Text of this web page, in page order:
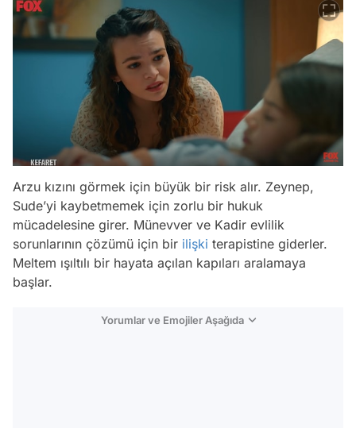
Arzu kızını görmek için büyük bir risk alır. Zeynep,
Sude’yi kaybetmemek için zorlu bir hukuk
mücadelesine girer. Münevver ve Kadir evlilik
sorunlarının çözümü için bir ilişki terapistine giderler.
Meltem ışıltılı bir hayata açılan kapıları aralamaya
başlar.
Yorumlar ve Emojiler Aşağıda